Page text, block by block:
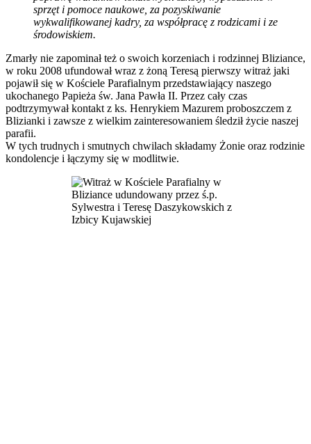
sprzęt i pomoce naukowe, za pozyskiwanie
wykwalifikowanej kadry, za współpracę z rodzicami i ze
środowiskiem.
Zmarły nie zapominał też o swoich korzeniach i rodzinnej Bliziance,
w roku 2008 ufundował wraz z żoną Teresą pierwszy witraż jaki
pojawił się w Kościele Parafialnym przedstawiający naszego
ukochanego Papieża św. Jana Pawła II. Przez cały czas
podtrzymywał kontakt z ks. Henrykiem Mazurem proboszczem z
Blizianki i zawsze z wielkim zainteresowaniem śledził życie naszej
parafii.
W tych trudnych i smutnych chwilach składamy Żonie oraz rodzinie
kondolencje i łączymy się w modlitwie.